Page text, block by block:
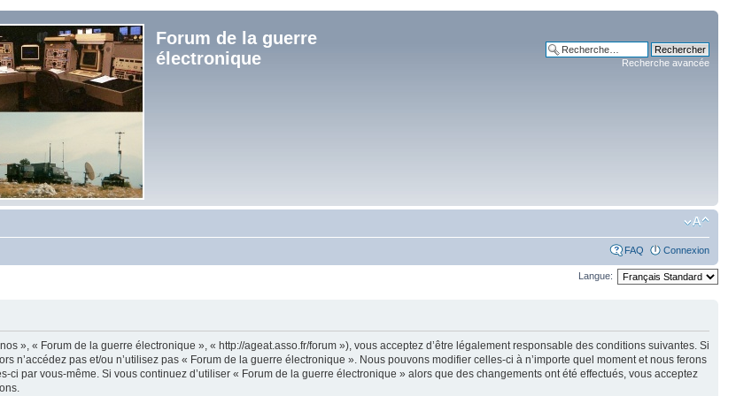
Forum de la guerre
électronique
Recherche avancée
FAQ Connexion
Langue:
», « Forum de la guerre électronique », « http://ageat.asso.fr/forum »), vous acceptez d’être légalement responsable des conditions suivantes. Si
n’accédez pas et/ou n’utilisez pas « Forum de la guerre électronique ». Nous pouvons modifier celles-ci à n’importe quel moment et nous ferons
par vous-même. Si vous continuez d’utiliser « Forum de la guerre électronique » alors que des changements ont été effectués, vous acceptez